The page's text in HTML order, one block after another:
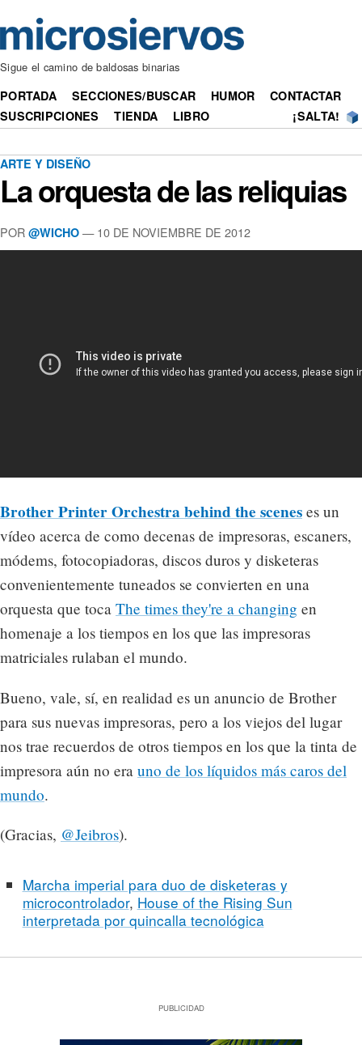
Sigue el camino de baldosas binarias
PORTADA SECCIONES/BUSCAR HUMOR
CONTACTAR
SUSCRIPCIONES
TIENDA LIBRO ¡SALTA!
ARTE Y DISEÑO
La orquesta de las reliquias
POR @WICHO — 10 DE NOVIEMBRE DE 2012
Brother Printer Orchestra behind the scenes es un
vídeo acerca de como decenas de impresoras, escaners,
módems, fotocopiadoras, discos duros y disketeras
convenientemente tuneados se convierten en una
orquesta que toca The times they're a changing en
homenaje a los tiempos en los que las impresoras
matriciales rulaban el mundo.
Bueno, vale, sí, en realidad es un anuncio de Brother
para sus nuevas impresoras, pero a los viejos del lugar
nos trae recuerdos de otros tiempos en los que la tinta de
impresora aún no era uno de los líquidos más caros del
mundo.
(Gracias, @Jeibros).
Marcha imperial para duo de disketeras y
microcontrolador, House of the Rising Sun
interpretada por quincalla tecnológica
PUBLICIDAD